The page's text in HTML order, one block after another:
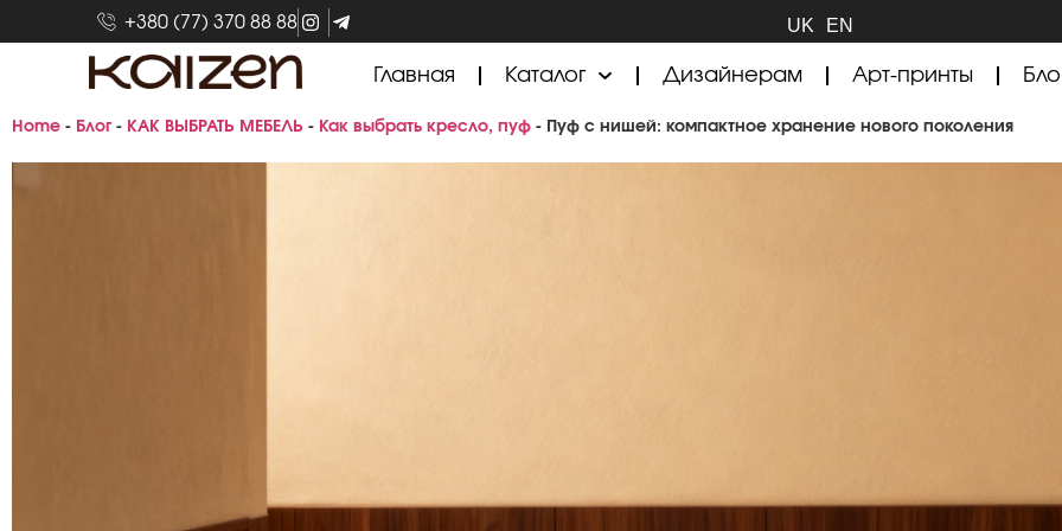
+380 (77) 370 88 88 UK EN
Главная Каталог Дизайнерам Арт-принты
Home - Блог- КАК ВЫБРАТЬ МЕБЕЛЬ - Как выбрать кресло, пуф - Пуф с нишей: компактное хранение нового поколения